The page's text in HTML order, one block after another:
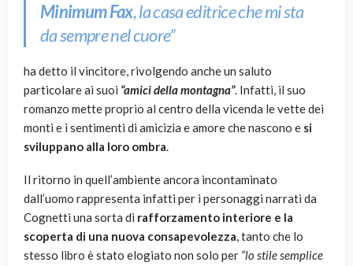
Minimum Fax, la casa editrice che mi sta
da sempre nel cuore”
ha detto il vincitore, rivolgendo anche un saluto
particolare ai suoi “amici della montagna”. Infatti, il suo
romanzo mette proprio al centro della vicenda le vette dei
monti e i sentimenti di amicizia e amore che nascono e si
sviluppano alla loro ombra.
Il ritorno in quell’ambiente ancora incontaminato
dall’uomo rappresenta infatti per i personaggi narrati da
Cognetti una sorta di rafforzamento interiore e la
scoperta di una nuova consapevolezza, tanto che lo
stesso libro è stato elogiato non solo per “lo stile semplice